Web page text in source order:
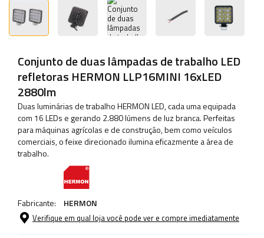
Conjunto de duas lâmpadas de trabalho LED
refletoras HERMON LLP16MINI 16xLED
2880lm
Duas luminárias de trabalho HERMON LED, cada uma equipada
com 16 LEDs e gerando 2.880 lúmens de luz branca. Perfeitas
para máquinas agrícolas e de construção, bem como veículos
comerciais, o feixe direcionado ilumina eficazmente a área de
trabalho.
Fabricante: HERMON
Verifique em qual loja você pode ver e compre imediatamente